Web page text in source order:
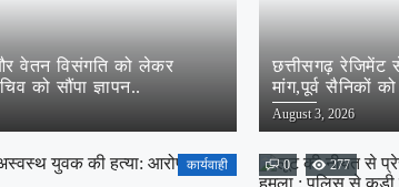
वेतन विसंगति को लेकर
को सौंपा ज्ञापन..
छत्तीसगढ़
मांग,पूर्व सैनिकों
केंद्रीय राज्य
प्रमुख मांगें
Posted
on
August 3, 2026
कार्यवाही 0 277